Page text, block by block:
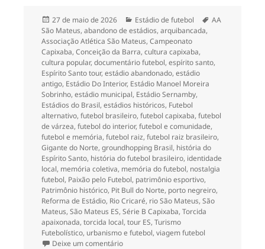
Publicado
em
27 de maio de 2026 Categorias
Estádio de futebol Tags
AA
São Mateus, abandono de estádios, arquibancada,
Associação Atlética São Mateus, Campeonato
Capixaba, Conceição da Barra, cultura capixaba,
cultura popular, documentário futebol, espírito santo,
Espírito Santo tour, estádio abandonado, estádio
antigo, Estádio Do Interior, Estádio Manoel Moreira
Sobrinho, estádio municipal, Estádio Sernamby,
Estádios do Brasil, estádios históricos, Futebol
alternativo, futebol brasileiro, futebol capixaba, futebol
de várzea, futebol do interior, futebol e comunidade,
futebol e memória, futebol raiz, futebol raiz brasileiro,
Gigante do Norte, groundhopping Brasil, história do
Espírito Santo, história do futebol brasileiro, identidade
local, memória coletiva, memória do futebol, nostalgia
futebol, Paixão pelo Futebol, patrimônio esportivo,
Patrimônio histórico, Pit Bull do Norte, porto negreiro,
Reforma de Estádio, Rio Cricaré, rio São Mateus, São
Mateus, São Mateus ES, Série B Capixaba, Torcida
apaixonada, torcida local, tour ES, Turismo
Futebolístico, urbanismo e futebol, viagem futebol
Deixe um comentárioem O Estádio Municipal Sernamby, em